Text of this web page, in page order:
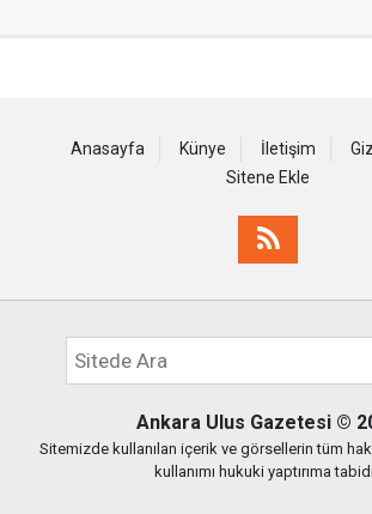
Anasayfa Künye İletişim
Sitene Ekle
Ankara Ulus Gazetesi ©
Sitemizde kullanılan içerik ve görsellerin tüm
kullanımı hukuki yaptırıma